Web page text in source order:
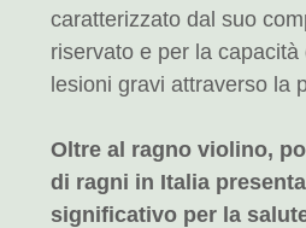
caratterizzato dal suo
riservato e per la capacità
lesioni gravi attraverso la
Oltre al ragno violino,
di ragni in Italia
significativo per la